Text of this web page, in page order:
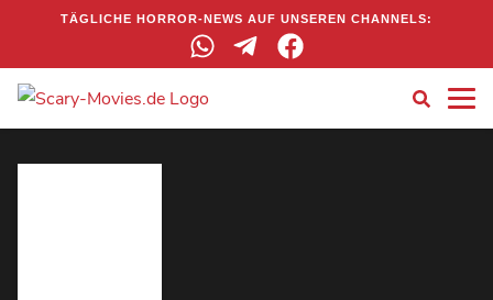
TÄGLICHE HORROR-NEWS AUF UNSEREN CHANNELS: